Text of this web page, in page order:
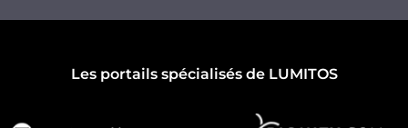
Les portails spécialisés de LUMITOS